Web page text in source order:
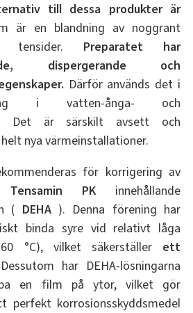
till dessa produkter är
är en blandning av noggrant
tensider. Preparatet har
dispergerande och
Därför används det i
i vatten-ånga- och
Det är särskilt avsett och
nya värmeinstallationer.
för korrigering av
Tensamin PK innehållande
( DEHA). Denna förening har
binda syre vid relativt låga
°C), vilket säkerställer ett
har DEHA-lösningarna
en film på ytor, vilket gör
perfekt korrosionsskyddsmedel